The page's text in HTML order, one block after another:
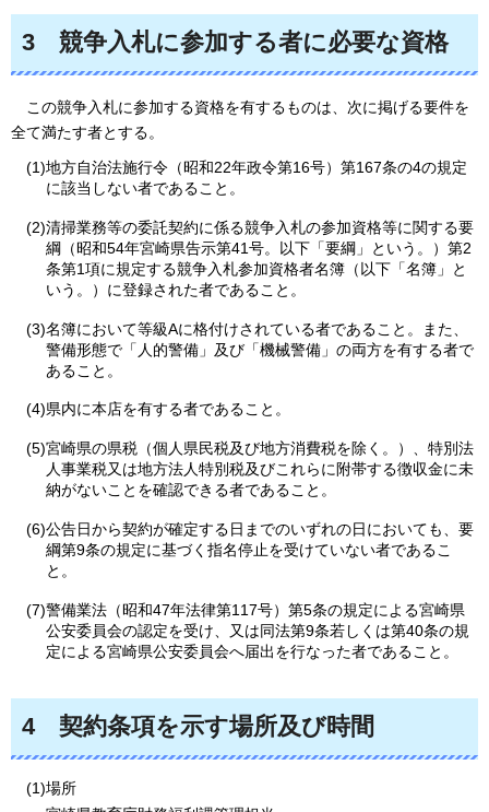
3 競争入札に参加する者に必要な資格
この競争入札に参加する資格を有するものは、次に掲げる要件を
全て満たす者とする。
(1)地方自治法施行令（昭和22年政令第16号）第167条の4の規定
に該当しない者であること。
(2)清掃業務等の委託契約に係る競争入札の参加資格等に関する要
綱（昭和54年宮崎県告示第41号。以下「要綱」という。）第2
条第1項に規定する競争入札参加資格者名簿（以下「名簿」と
いう。）に登録された者であること。
(3)名簿において等級Aに格付けされている者であること。また、
警備形態で「人的警備」及び「機械警備」の両方を有する者で
あること。
(4)県内に本店を有する者であること。
(5)宮崎県の県税（個人県民税及び地方消費税を除く。）、特別法
人事業税又は地方法人特別税及びこれらに附帯する徴収金に未
納がないことを確認できる者であること。
(6)公告日から契約が確定する日までのいずれの日においても、要
綱第9条の規定に基づく指名停止を受けていない者であるこ
と。
(7)警備業法（昭和47年法律第117号）第5条の規定による宮崎県
公安委員会の認定を受け、又は同法第9条若しくは第40条の規
定による宮崎県公安委員会へ届出を行なった者であること。
4 契約条項を示す場所及び時間
(1)場所